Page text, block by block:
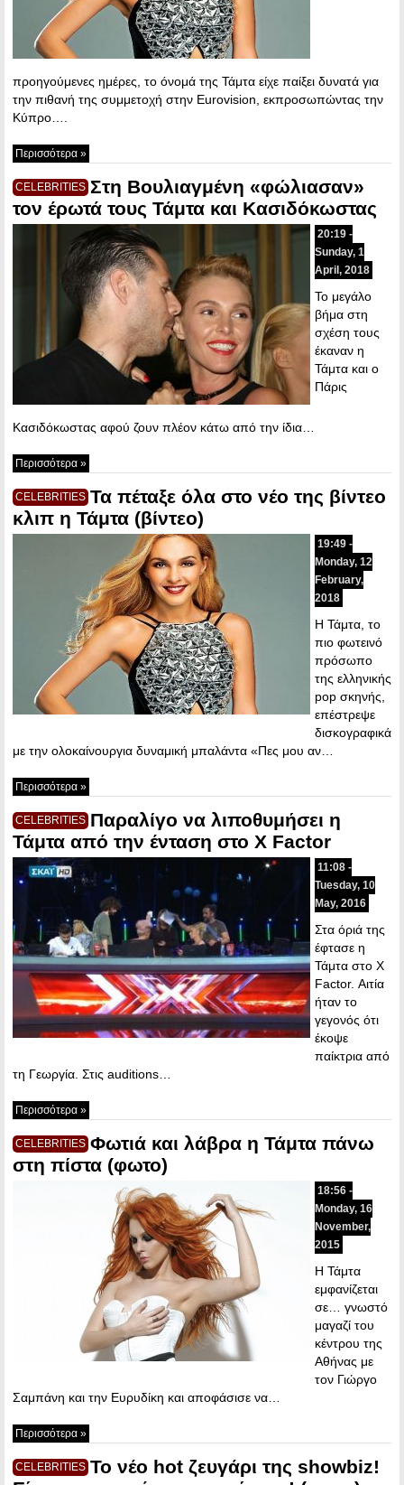
προηγούμενες ημέρες, το όνομά της Τάμτα είχε παίξει δυνατά για
την πιθανή της συμμετοχή στην Eurovision, εκπροσωπώντας την
Κύπρο….
Περισσότερα »
CELEBRITIES Στη Βουλιαγμένη «φώλιασαν»
τον έρωτά τους Τάμτα και Κασιδόκωστας
20:19 -
Sunday, 1
April, 2018
Το μεγάλο
βήμα στη
σχέση τους
έκαναν η
Τάμτα και ο
Πάρις
Κασιδόκωστας αφού ζουν πλέον κάτω από την ίδια…
Περισσότερα »
CELEBRITIES Τα πέταξε όλα στο νέο της βίντεο
κλιπ η Τάμτα (βίντεο)
19:49 -
Monday, 12
February,
2018
Η Τάμτα, το
πιο φωτεινό
πρόσωπο
της ελληνικής
pop σκηνής,
επέστρεψε
δισκογραφικά
με την ολοκαίνουργια δυναμική μπαλάντα «Πες μου αν…
Περισσότερα »
CELEBRITIES Παραλίγο να λιποθυμήσει η
Τάμτα από την ένταση στο X Factor
11:08 -
Tuesday, 10
May, 2016
Στα όριά της
έφτασε η
Τάμτα στο X
Factor. Αιτία
ήταν το
γεγονός ότι
έκοψε
παίκτρια από
τη Γεωργία. Στις auditions…
Περισσότερα »
CELEBRITIES Φωτιά και λάβρα η Τάμτα πάνω
στη πίστα (φωτο)
18:56 -
Monday, 16
November,
2015
Η Τάμτα
εμφανίζεται
σε… γνωστό
μαγαζί του
κέντρου της
Αθήνας με
τον Γιώργο
Σαμπάνη και την Ευρυδίκη και αποφάσισε να…
Περισσότερα »
CELEBRITIES To νέο hot ζευγάρι της showbiz!